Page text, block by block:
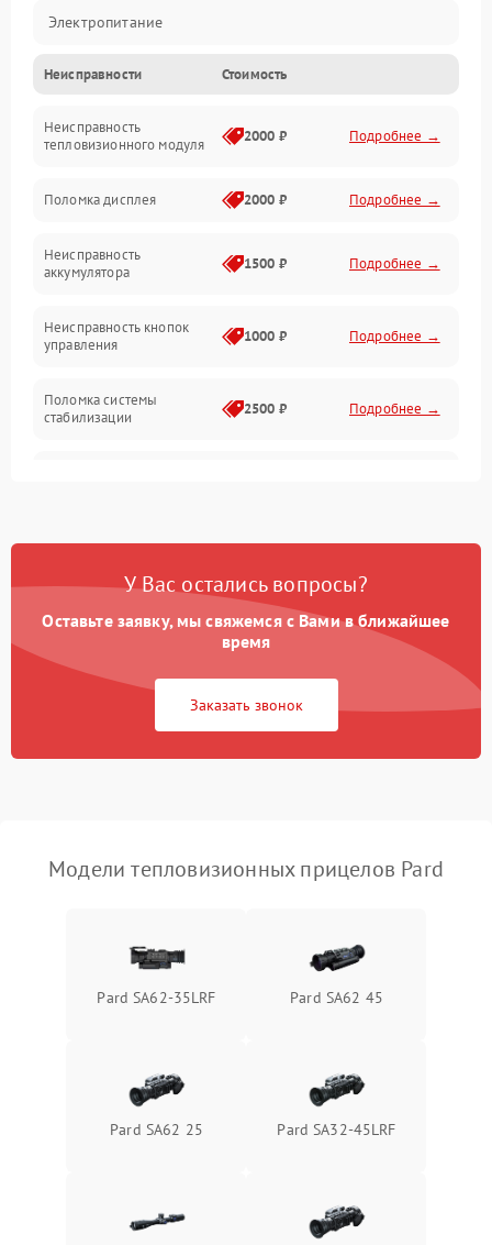
Электропитание
Измерения
Матрица
Неисправности Стоимость
Неисправность
тепловизионного модуля
2000 ₽ Подробнее →
Поломка дисплея 2000 ₽ Подробнее →
Неисправность
аккумулятора
1500 ₽ Подробнее →
Неисправность кнопок
управления
1000 ₽ Подробнее →
Поломка системы
стабилизации
2500 ₽ Подробнее →
Неисправность системы
Поломка системы GPS 2000 ₽ Подробнее →
Повреждение системы
защиты от перегрузок
1500 ₽
автоматического
1500 ₽ Подробнее →
защиты от
Подробнее →
Неисправность системы
защиты от замыкания
Подробнее →
Поломка системы защиты
от перенапряжения
Подробнее →
У Вас остались вопросы?
Оставьте заявку, мы свяжемся с Вами в ближайшее
время
Заказать звонок
Модели тепловизионных прицелов Pard
Pard SA62-35LRF Pard SA62 45
Pard SA62 25 Pard SA32-45LRF